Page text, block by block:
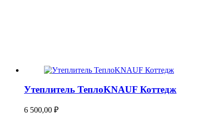
Утеплитель ТеплоKNAUF Коттедж
6 500,00 ₽